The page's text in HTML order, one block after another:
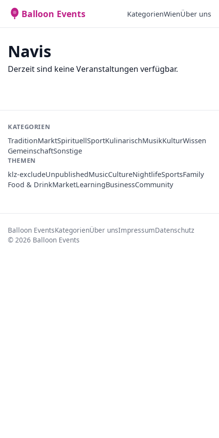
Balloon Events KategorienWienÜber uns
Navis
Derzeit sind keine Veranstaltungen verfügbar.
KATEGORIEN
TraditionMarktSpirituellSportKulinarischMusikKulturWissen
GemeinschaftSonstige
THEMEN
klz-excludeUnpublishedMusicCultureNightlifeSportsFamily
Food & DrinkMarketLearningBusinessCommunity
Balloon EventsKategorienÜber unsImpressumDatenschutz
© 2026 Balloon Events